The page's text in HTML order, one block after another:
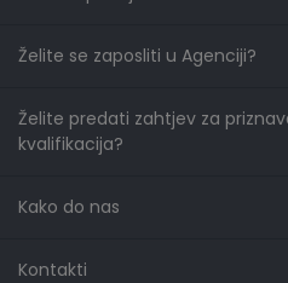
Želite se zaposliti u Agenciji?
Želite predati zahtjev za
kvalifikacija?
Kako do nas
Kontakti